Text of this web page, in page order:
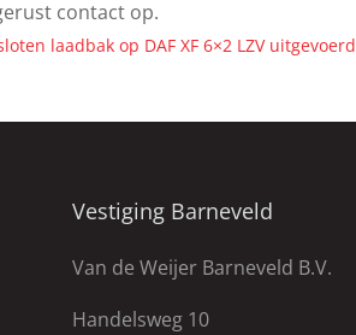
contact op.
laadbak op DAF XF 6×2 LZV uitgevoerd
Vestiging Barneveld
Van de Weijer Barneveld B.V.
Handelsweg 10